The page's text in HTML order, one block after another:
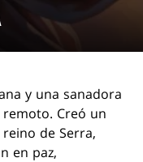
y una sanadora
Creó un
de Serra,
en paz,